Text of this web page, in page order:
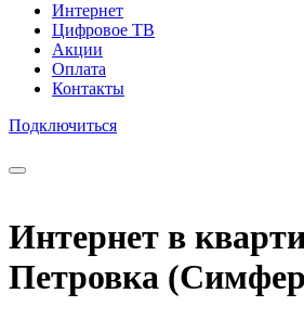
Интернет
Цифровое ТВ
Акции
Оплата
Контакты
Подключиться
Интернет в
Петровка